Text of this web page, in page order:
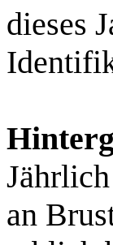
dieses
an